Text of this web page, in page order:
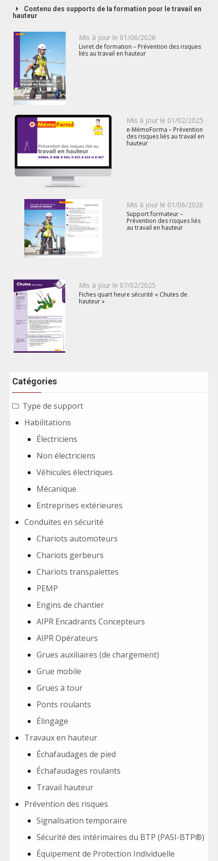
Contenu des supports de la formation pour le travail en
hauteur
Mis à jour le Publié
le
01/06/2026
Livret de formation – Prévention des risques
liés au travail en hauteur
Mis à jour le Publié
le
01/02/2025
e-MémoForma – Prévention
des risques liés au travail en
hauteur
Mis à jour le Publié
le
01/06/2026
Support formateur –
Prévention des risques liés
au travail en hauteur
Mis à jour le Publié
le
07/02/2025
Fiches quart heure sécurité « Chutes de
hauteur »
Catégories
Type de support
Habilitations
Électriciens
Non électriciens
Véhicules électriques
Mécanique
Entreprises extérieures
Conduites en sécurité
Chariots automoteurs
Chariots gerbeurs
Chariots transpalettes
PEMP
Engins de chantier
AIPR Encadrants Concepteurs
AIPR Opérateurs
Grues auxiliaires (de chargement)
Grue mobile
Grues à tour
Ponts roulants
Élingage
Travaux en hauteur
Échafaudages de pied
Échafaudages roulants
Travail hauteur
Prévention des risques
Signalisation temporaire
Sécurité des intérimaires du BTP (PASI-BTP®)
Équipement de Protection Individuelle